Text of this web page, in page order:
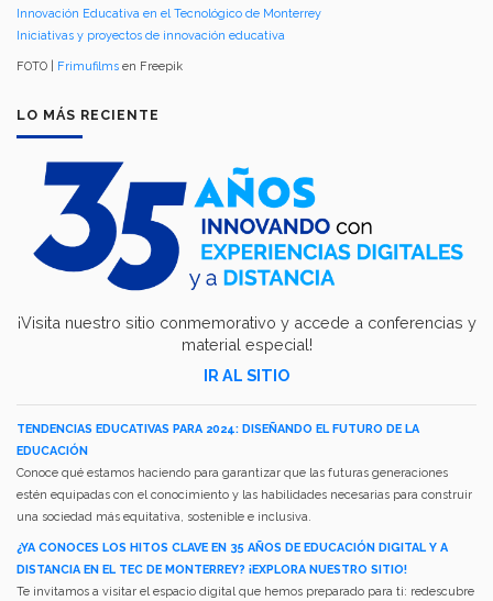
Innovación Educativa en el Tecnológico de Monterrey
Iniciativas y proyectos de innovación educativa
FOTO | Frimufilms en Freepik
LO MÁS RECIENTE
¡Visita nuestro sitio conmemorativo y accede a conferencias y
material especial!
IR AL SITIO
TENDENCIAS EDUCATIVAS PARA 2024: DISEÑANDO EL FUTURO DE LA
EDUCACIÓN
Conoce qué estamos haciendo para garantizar que las futuras generaciones
estén equipadas con el conocimiento y las habilidades necesarias para construir
una sociedad más equitativa, sostenible e inclusiva.
¿YA CONOCES LOS HITOS CLAVE EN 35 AÑOS DE EDUCACIÓN DIGITAL Y A
DISTANCIA EN EL TEC DE MONTERREY? ¡EXPLORA NUESTRO SITIO!
Te invitamos a visitar el espacio digital que hemos preparado para ti: redescubre